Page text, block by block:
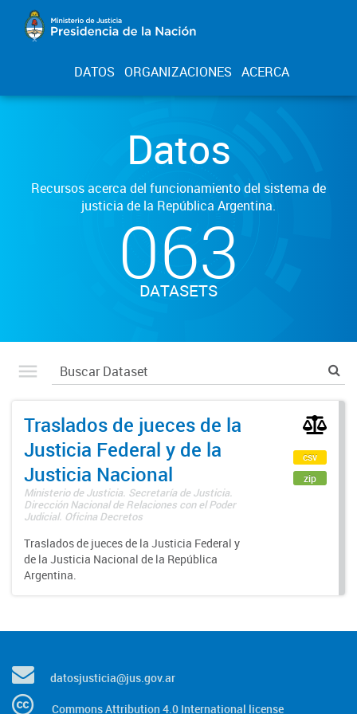
DATOS ORGANIZACIONES ACERCA
Datos
Recursos acerca del funcionamiento del sistema de
justicia de la República Argentina.
063
DATASETS
Traslados de jueces de la
Justicia Federal y de la
Justicia Nacional
Ministerio de Justicia. Secretaría de Justicia.
Dirección Nacional de Relaciones con el Poder
Judicial. Oficina Decretos
Traslados de jueces de la Justicia Federal y
de la Justicia Nacional de la República
Argentina.
csv
zip
datosjusticia@jus.gov.ar
Commons Attribution 4.0 International license